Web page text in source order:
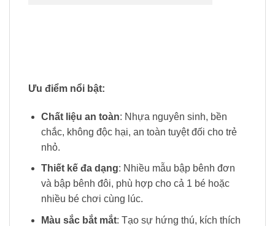
Ưu điểm nổi bật:
Chất liệu an toàn: Nhựa nguyên sinh, bền
chắc, không độc hại, an toàn tuyệt đối cho trẻ
nhỏ.
Thiết kế đa dạng: Nhiều mẫu bập bênh đơn
và bập bênh đôi, phù hợp cho cả 1 bé hoặc
nhiều bé chơi cùng lúc.
Màu sắc bắt mắt: Tạo sự hứng thú, kích thích